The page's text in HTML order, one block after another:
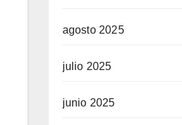
agosto 2025
julio 2025
junio 2025